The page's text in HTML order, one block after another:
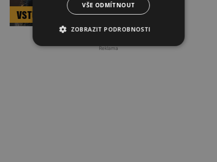
Reklama
VŠE ODMÍTNOUT
ZOBRAZIT PODROBNOSTI